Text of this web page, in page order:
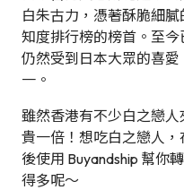
白朱古力，憑著酥脆細
知度排行榜的榜首。至今
仍然受到日本大眾的喜
一。
雖然香港有不少白之戀
貴一倍！想吃白之戀人
後使用 Buyandship 幫你
得多呢～